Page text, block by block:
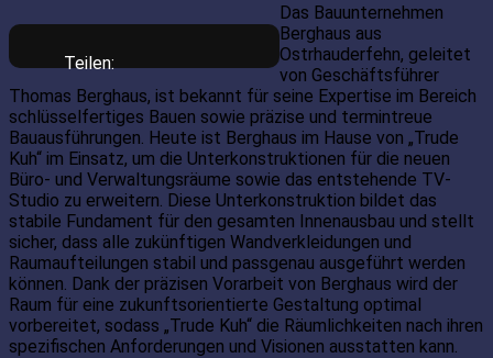
Teilen:
Das Bauunternehmen
Berghaus aus
Ostrhauderfehn, geleitet
von Geschäftsführer
Thomas Berghaus, ist bekannt für seine Expertise im Bereich
schlüsselfertiges Bauen sowie präzise und termintreue
Bauausführungen. Heute ist Berghaus im Hause von „Trude
Kuh“ im Einsatz, um die Unterkonstruktionen für die neuen
Büro- und Verwaltungsräume sowie das entstehende TV-
Studio zu erweitern. Diese Unterkonstruktion bildet das
stabile Fundament für den gesamten Innenausbau und stellt
sicher, dass alle zukünftigen Wandverkleidungen und
Raumaufteilungen stabil und passgenau ausgeführt werden
können. Dank der präzisen Vorarbeit von Berghaus wird der
Raum für eine zukunftsorientierte Gestaltung optimal
vorbereitet, sodass „Trude Kuh“ die Räumlichkeiten nach ihren
spezifischen Anforderungen und Visionen ausstatten kann.